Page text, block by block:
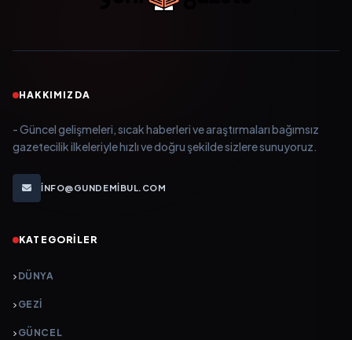
HAKKIMIZDA
- Güncel gelişmeleri, sıcak haberleri ve araştırmaları bağımsız
gazetecilik ilkeleriyle hızlı ve doğru şekilde sizlere sunuyoruz.
INFO@GUNDEMIBUL.COM
KATEGORILER
DÜNYA
GEZI
GÜNCEL